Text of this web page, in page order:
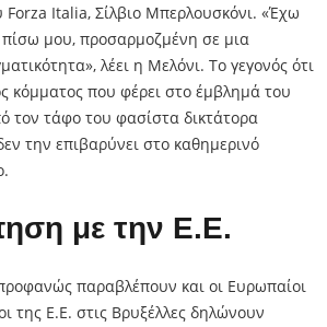
Forza Italia, Σίλβιο Μπερλουσκόνι. «Έχω
πίσω μου, προσαρμοζμένη σε μια
λέει η Μελόνι. Το γεγονός ότι
κόμματος που φέρει στο έμβλημά του
τον τάφο του φασίστα δικτάτορα
την επιβαρύνει στο καθημερινό
με την Ε.Ε.
παραβλέπουν και οι Ευρωπαίοι
της Ε.Ε. στις Βρυξέλλες δηλώνουν